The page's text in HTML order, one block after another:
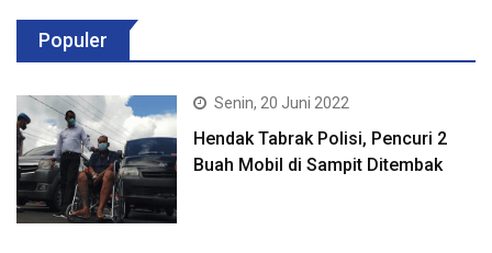
Populer
Senin, 20 Juni 2022
Hendak Tabrak Polisi, Pencuri 2
Buah Mobil di Sampit Ditembak